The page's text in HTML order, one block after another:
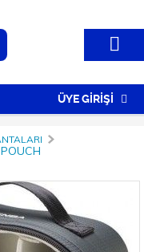
ÜYE GİRİŞİ